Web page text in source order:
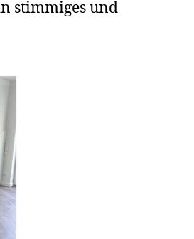
stimmiges und